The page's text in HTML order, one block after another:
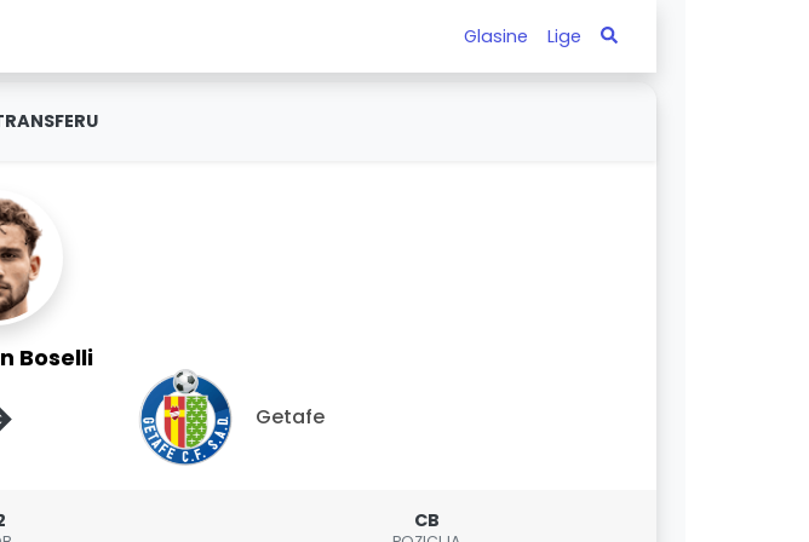
Glasine Lige
Boselli
Getafe
CB